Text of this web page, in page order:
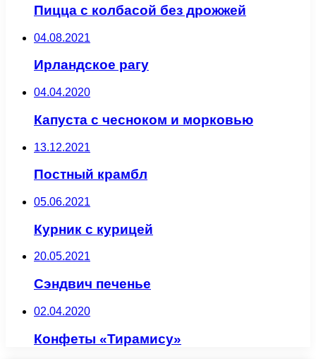
Пицца с колбасой без дрожжей
04.08.2021
Ирландское рагу
04.04.2020
Капуста с чесноком и морковью
13.12.2021
Постный крамбл
05.06.2021
Курник с курицей
20.05.2021
Сэндвич печенье
02.04.2020
Конфеты «Тирамису»